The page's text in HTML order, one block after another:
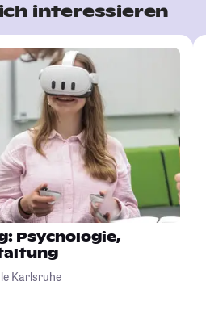
interessieren
Psychologie,
Karlsruhe